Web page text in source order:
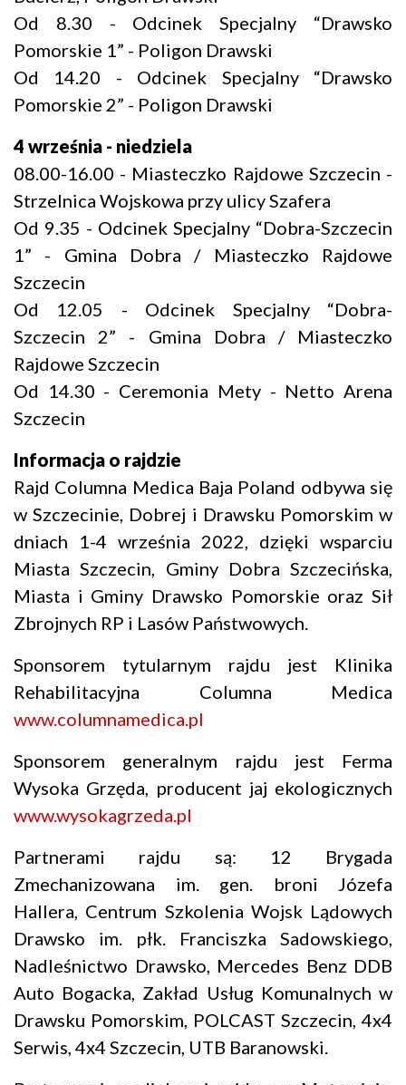
Od 8.30 - Odcinek Specjalny “Drawsko
Pomorskie 1” - Poligon Drawski
Od 14.20 - Odcinek Specjalny “Drawsko
Pomorskie 2” - Poligon Drawski
4 września - niedziela
08.00-16.00 - Miasteczko Rajdowe Szczecin -
Strzelnica Wojskowa przy ulicy Szafera
Od 9.35 - Odcinek Specjalny “Dobra-Szczecin
1” - Gmina Dobra / Miasteczko Rajdowe
Szczecin
Od 12.05 - Odcinek Specjalny “Dobra-
Szczecin 2” - Gmina Dobra / Miasteczko
Rajdowe Szczecin
Od 14.30 - Ceremonia Mety - Netto Arena
Szczecin
Informacja o rajdzie
Rajd Columna Medica Baja Poland odbywa się
w Szczecinie, Dobrej i Drawsku Pomorskim w
dniach 1-4 września 2022, dzięki wsparciu
Miasta Szczecin, Gminy Dobra Szczecińska,
Miasta i Gminy Drawsko Pomorskie oraz Sił
Zbrojnych RP i Lasów Państwowych.
Sponsorem tytularnym rajdu jest Klinika
Rehabilitacyjna Columna Medica
www.columnamedica.pl
Sponsorem generalnym rajdu jest Ferma
Wysoka Grzęda, producent jaj ekologicznych
www.wysokagrzeda.pl
Partnerami rajdu są: 12 Brygada
Zmechanizowana im. gen. broni Józefa
Hallera, Centrum Szkolenia Wojsk Lądowych
Drawsko im. płk. Franciszka Sadowskiego,
Nadleśnictwo Drawsko, Mercedes Benz DDB
Auto Bogacka, Zakład Usług Komunalnych w
Drawsku Pomorskim, POLCAST Szczecin, 4x4
Serwis, 4x4 Szczecin, UTB Baranowski.